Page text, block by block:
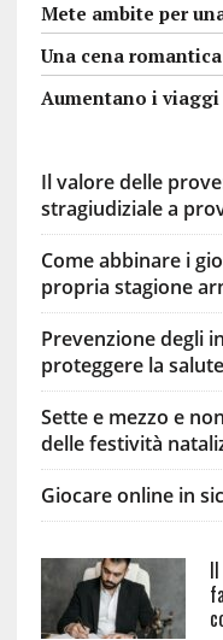
Mete ambite per
Una cena
Aumentano i
Il valore delle
stragiudiziale a
Come abbinare i
propria stagione
Prevenzione degli
proteggere la
Sette e mezzo e
delle festività
Giocare online in